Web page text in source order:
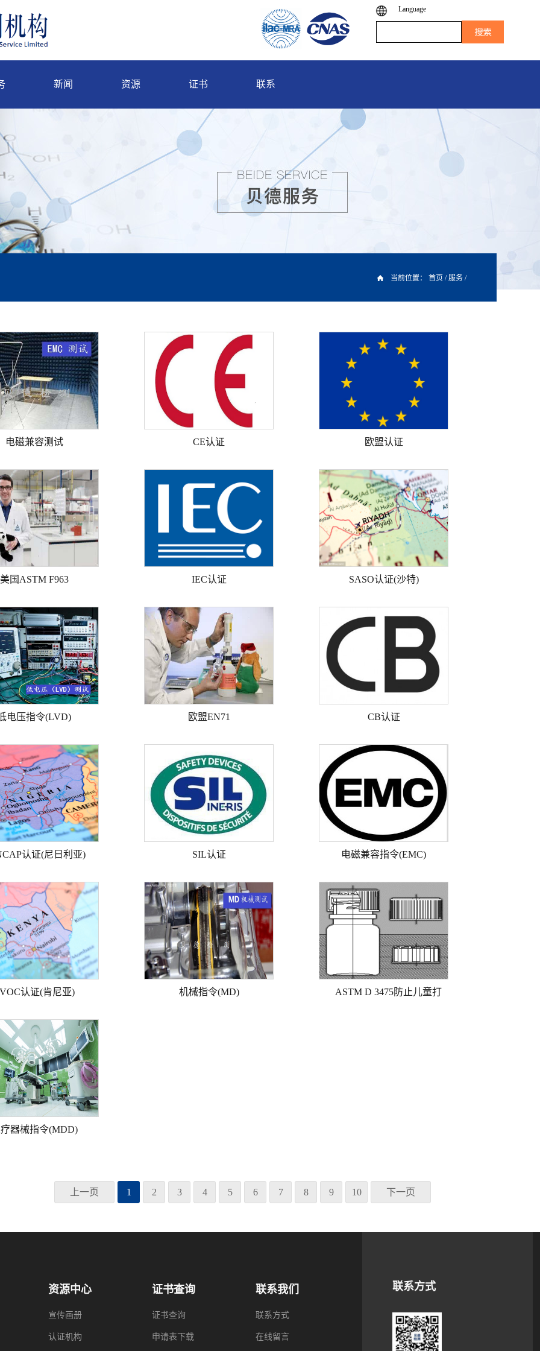
Language
新闻 资源 证书 联系
当前位置： 首页 / 服务 /
电磁兼容测试 CE认证 欧盟认证
美国ASTM F963 IEC认证 SASO认证(沙特)
电压指令(LVD) 欧盟EN71 CB认证
认证(尼日利亚) SIL认证 电磁兼容指令(EMC)
认证(肯尼亚) 机械指令(MD) ASTM D 3475防止儿童打
器械指令(MDD)
上一页 1 2 3 4 5 6 7 8 9 10 下一页
资源中心
宣传画册
认证机构
证书查询
证书查询
申请表下载
联系我们
联系方式
在线留言
联系方式